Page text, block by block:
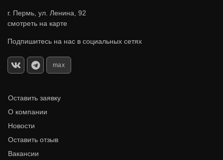
г. Пермь, ул. Ленина, 92
смотреть на карте
Подпишитесь на нас в социальных сетях
max
Оставить заявку
О компании
Новости
Оставить отзыв
Вакансии